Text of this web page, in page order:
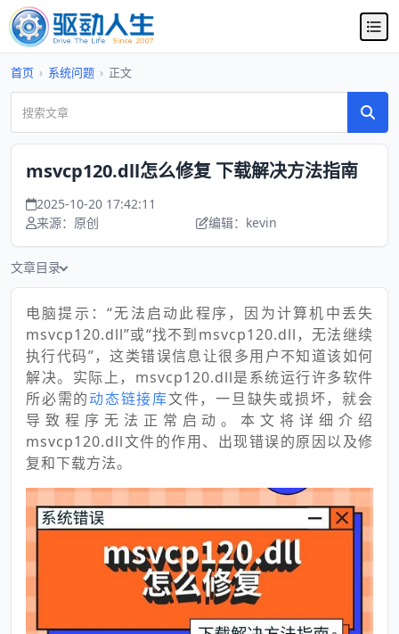
首页 › 系统问题 › 正文
msvcp120.dll怎么修复 下载解决方法指南
2025-10-20 17:42:11
来源：原创
编辑：kevin
文章目录
电脑提示：“无法启动此程序，因为计算机中丢失
msvcp120.dll”或“找不到msvcp120.dll，无法继续
执行代码”，这类错误信息让很多用户不知道该如何
解决。实际上，msvcp120.dll是系统运行许多软件
所必需的动态链接库文件，一旦缺失或损坏，就会
导致程序无法正常启动。本文将详细介绍
msvcp120.dll文件的作用、出现错误的原因以及修
复和下载方法。